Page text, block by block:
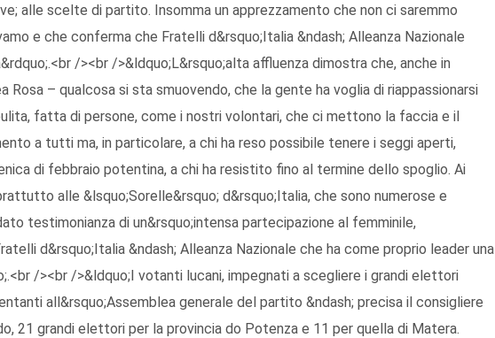
alle scelte di partito. Insomma un apprezzamento che non ci saremmo
e che conferma che Fratelli d&rsquo;Italia &ndash; Alleanza Nazionale
/><br />&ldquo;L&rsquo;alta affluenza dimostra che, anche in
Rosa – qualcosa si sta smuovendo, che la gente ha voglia di riappassionarsi
fatta di persone, come i nostri volontari, che ci mettono la faccia e il
a tutti ma, in particolare, a chi ha reso possibile tenere i seggi aperti,
di febbraio potentina, a chi ha resistito fino al termine dello spoglio. Ai
alle &lsquo;Sorelle&rsquo; d&rsquo;Italia, che sono numerose e
testimonianza di un&rsquo;intensa partecipazione al femminile,
d&rsquo;Italia &ndash; Alleanza Nazionale che ha come proprio leader una
/><br />&ldquo;I votanti lucani, impegnati a scegliere i grandi elettori
all&rsquo;Assemblea generale del partito &ndash; precisa il consigliere
21 grandi elettori per la provincia do Potenza e 11 per quella di Matera.